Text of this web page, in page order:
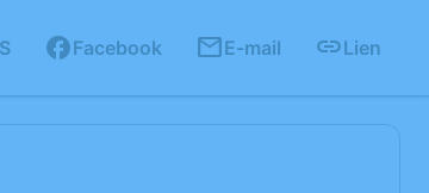
Facebook E-mail Lien